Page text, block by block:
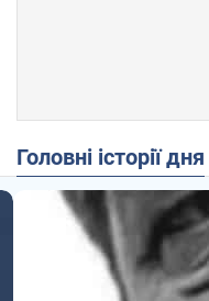
Головні історії дня